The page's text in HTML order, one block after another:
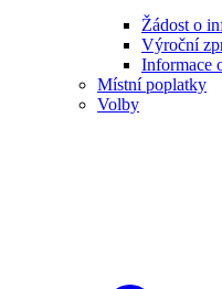
Žádost o
Výroční
Informace
Místní poplatky
Volby